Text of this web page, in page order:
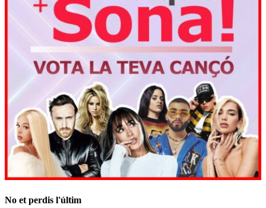
No et perdis l'últim